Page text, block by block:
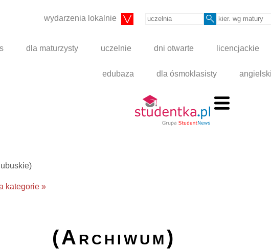
wydarzenia lokalnie
dla maturzysty uczelnie dni otwarte licencjackie
edubaza dla ósmoklasisty angielski
kategorie »
(Archiwum)